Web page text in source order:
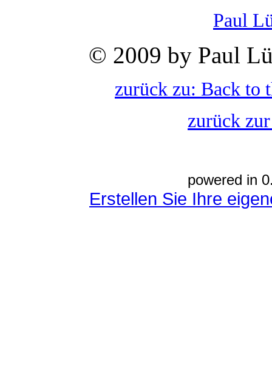
Paul
© 2009 by Paul
zurück zu: Back to
zurück
powered in
Erstellen Sie Ihre